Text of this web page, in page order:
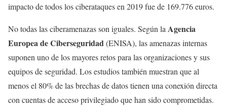
impacto de todos los ciberataques en 2019 fue de 169.776 euros.
No todas las ciberamenazas son iguales. Según la Agencia
Europea de Ciberseguridad (ENISA), las amenazas internas
suponen uno de los mayores retos para las organizaciones y sus
equipos de seguridad. Los estudios también muestran que al
menos el 80% de las brechas de datos tienen una conexión directa
con cuentas de acceso privilegiado que han sido comprometidas.